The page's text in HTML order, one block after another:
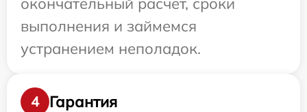
выполнения и займемся
устранением неполадок.
4
Гарантия